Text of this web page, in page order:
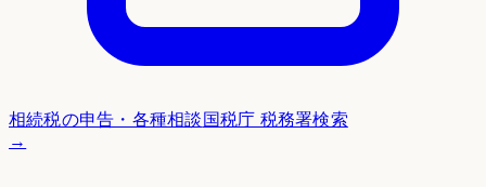
相続税の申告・各種相談 国税庁 税務署検索
→